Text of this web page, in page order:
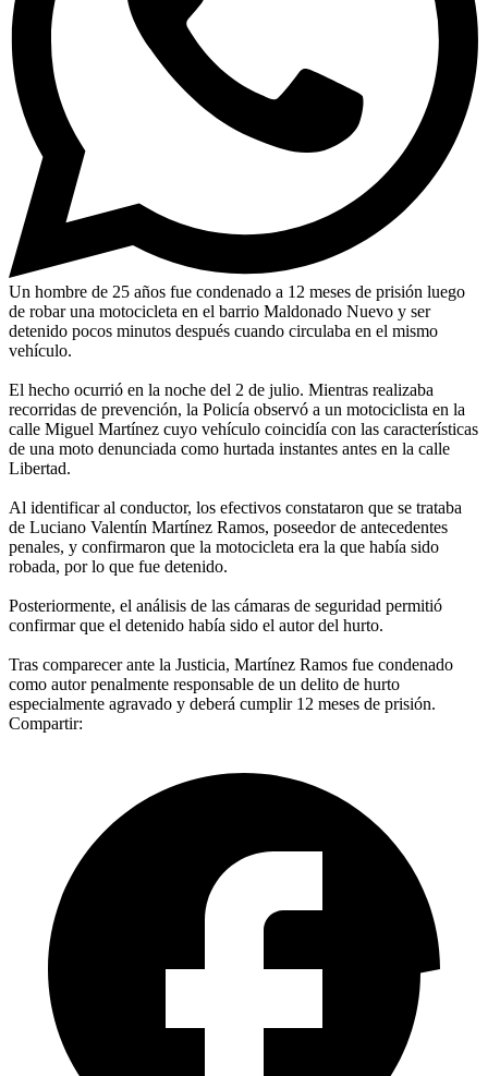
Un hombre de 25 años fue condenado a 12 meses de prisión luego
de robar una motocicleta en el barrio Maldonado Nuevo y ser
detenido pocos minutos después cuando circulaba en el mismo
vehículo.
El hecho ocurrió en la noche del 2 de julio. Mientras realizaba
recorridas de prevención, la Policía observó a un motociclista en la
calle Miguel Martínez cuyo vehículo coincidía con las características
de una moto denunciada como hurtada instantes antes en la calle
Libertad.
Al identificar al conductor, los efectivos constataron que se trataba
de Luciano Valentín Martínez Ramos, poseedor de antecedentes
penales, y confirmaron que la motocicleta era la que había sido
robada, por lo que fue detenido.
Posteriormente, el análisis de las cámaras de seguridad permitió
confirmar que el detenido había sido el autor del hurto.
Tras comparecer ante la Justicia, Martínez Ramos fue condenado
como autor penalmente responsable de un delito de hurto
especialmente agravado y deberá cumplir 12 meses de prisión.
Compartir: